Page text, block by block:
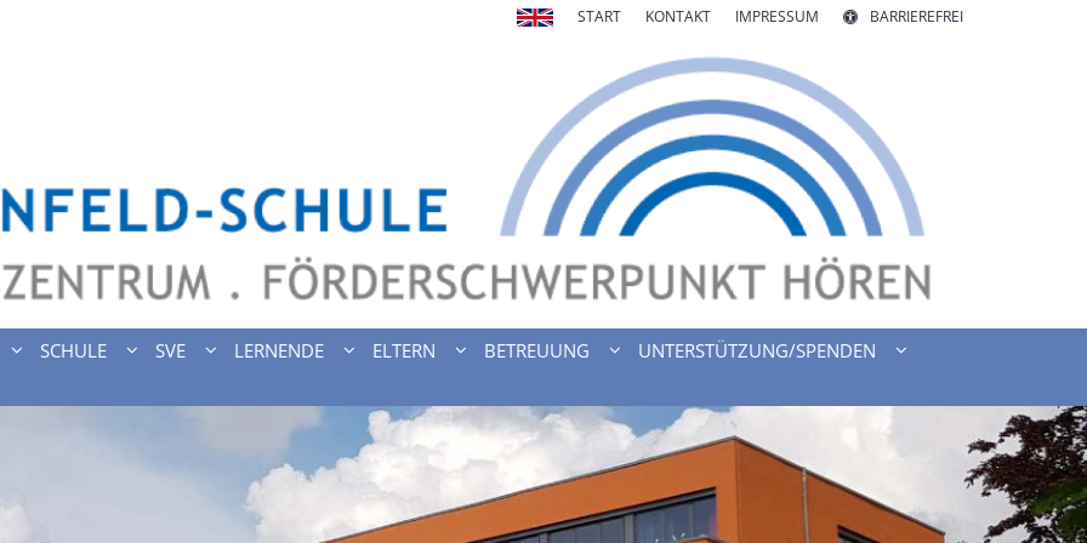
START KONTAKT IMPRESSUM BARRIEREFREI
SCHULE SVE LERNENDE ELTERN BETREUUNG
UNTERSTÜTZUNG/SPENDEN